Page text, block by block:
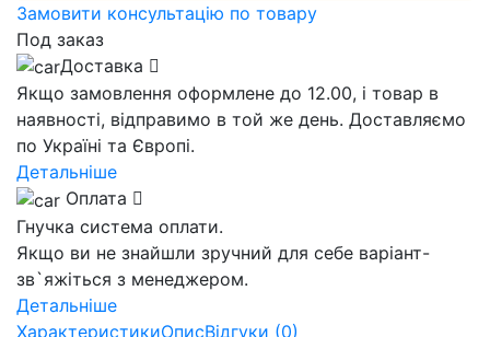
Замовити консультацію по товару
Под заказ
Доставка
Якщо замовлення оформлене до 12.00, і товар в
наявності, відправимо в той же день. Доставляємо
по Україні та Європі.
Детальніше
Оплата
Гнучка система оплати.
Якщо ви не знайшли зручний для себе варіант-
зв`яжіться з менеджером.
Детальніше
ХарактеристикиОписВідгуки (0)